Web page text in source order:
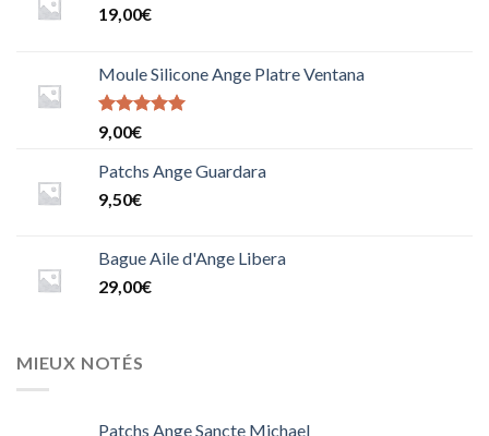
19,00€
Moule Silicone Ange Platre Ventana
Note
5.0000000000000000
sur 5
9,00€
Patchs Ange Guardara
9,50€
Bague Aile d'Ange Libera
29,00€
MIEUX NOTÉS
Patchs Ange Sancte Michael